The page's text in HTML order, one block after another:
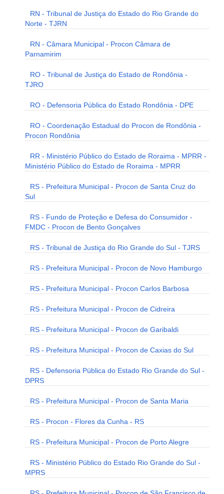
RN - Tribunal de Justiça do Estado do Rio Grande do
Norte - TJRN
RN - Câmara Municipal - Procon Câmara de
Parnamirim
RO - Tribunal de Justiça do Estado de Rondônia -
TJRO
RO - Defensoria Pública do Estado Rondônia - DPE
RO - Coordenação Estadual do Procon de Rondônia -
Procon Rondônia
RR - Ministério Público do Estado de Roraima - MPRR -
Ministério Público do Estado de Roraima - MPRR
RS - Prefeitura Municipal - Procon de Santa Cruz do
Sul
RS - Fundo de Proteção e Defesa do Consumidor -
FMDC - Procon de Bento Gonçalves
RS - Tribunal de Justiça do Rio Grande do Sul - TJRS
RS - Prefeitura Municipal - Procon de Novo Hamburgo
RS - Prefeitura Municipal - Procon Carlos Barbosa
RS - Prefeitura Municipal - Procon de Cidreira
RS - Prefeitura Municipal - Procon de Garibaldi
RS - Prefeitura Municipal - Procon de Caxias do Sul
RS - Defensoria Pública do Estado Rio Grande do Sul -
DPRS
RS - Prefeitura Municipal - Procon de Santa Maria
RS - Procon - Flores da Cunha - RS
RS - Prefeitura Municipal - Procon de Porto Alegre
RS - Ministério Público do Estado Rio Grande do Sul -
MPRS